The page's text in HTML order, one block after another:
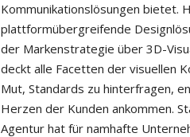
Kommunikationslösungen bietet.
plattformübergreifende
der Markenstrategie über 3D-
deckt alle Facetten der visuellen
Mut, Standards zu hinterfragen,
Herzen der Kunden ankommen.
Agentur hat für namhafte